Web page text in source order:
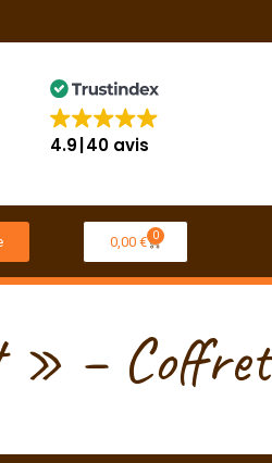
4.9 40 avis
0,00 € 0
» – Coffret